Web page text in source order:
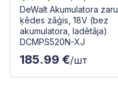
DeWalt Akumulatora zaru
ķēdes zāģis, 18V (bez
akumulatora, ladētāja)
DCMPS520N-XJ
185.99 €/шт